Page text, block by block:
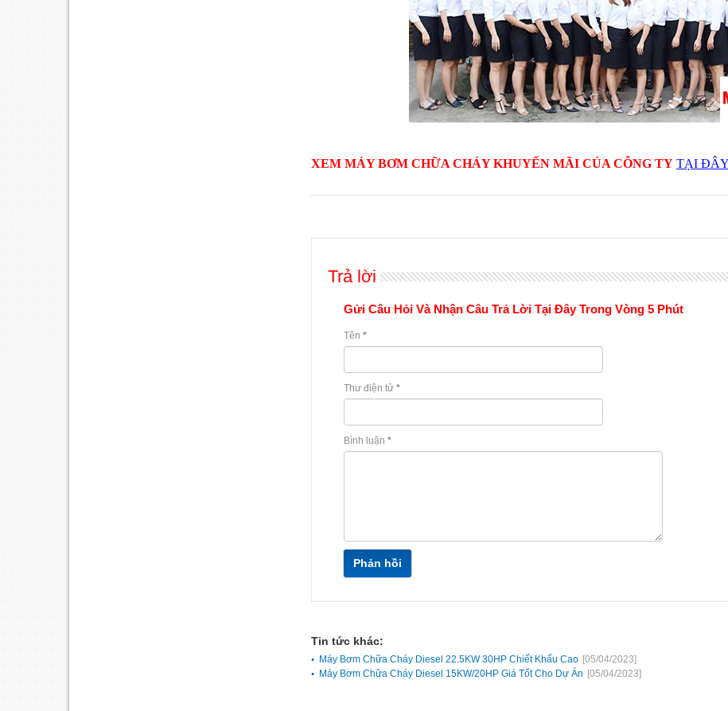
XEM MÁY BƠM CHỮA CHÁY KHUYẾN MÃI CỦA CÔNG TY TẠI ĐÂY
Trả lời
Gửi Câu Hỏi Và Nhận Câu Trả Lời Tại Đây Trong Vòng 5 Phút
Tên *
Thư điện tử *
Bình luận *
Phản hồi
Tin tức khác:
Máy Bơm Chữa Cháy Diesel 22.5KW 30HP Chiết Khấu Cao [05/04/2023]
Máy Bơm Chữa Cháy Diesel 15KW/20HP Giá Tốt Cho Dự Án [05/04/2023]